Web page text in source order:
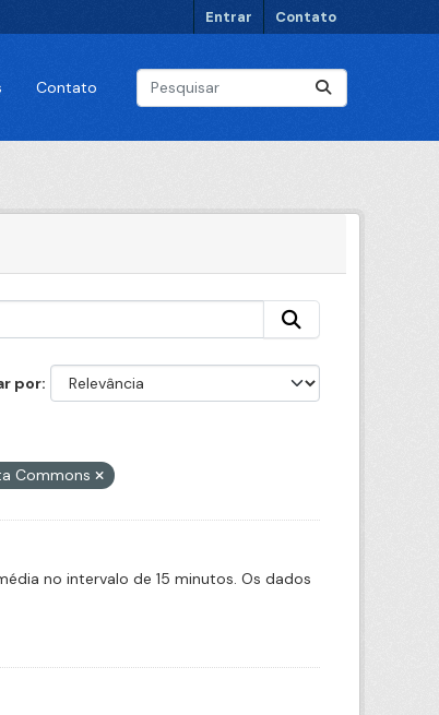
Entrar Contato
Contato
por
Commons
no intervalo de 15 minutos. Os dados